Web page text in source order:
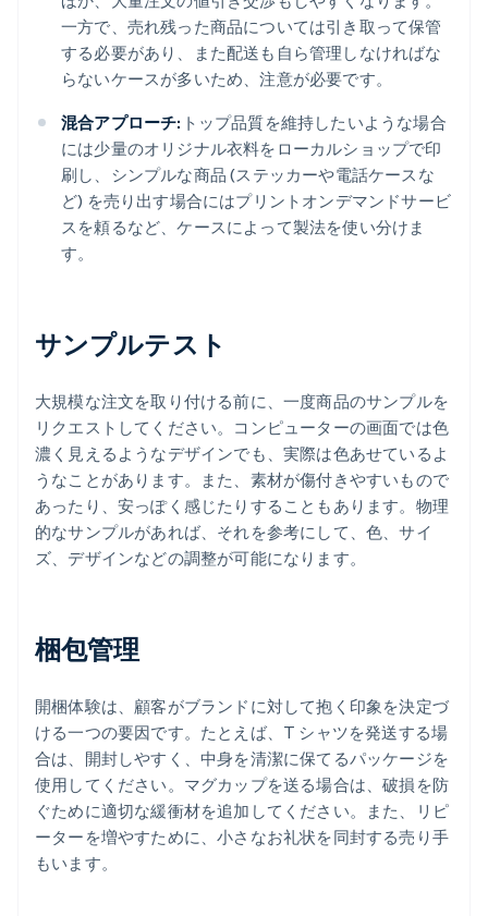
一方で、売れ残った商品については引き取って保管
する必要があり、また配送も自ら管理しなければな
らないケースが多いため、注意が必要です。
混合アプローチ: トップ品質を維持したいような場合
には少量のオリジナル衣料をローカルショップで印
刷し、シンプルな商品 (ステッカーや電話ケースな
ど) を売り出す場合にはプリントオンデマンドサービ
スを頼るなど、ケースによって製法を使い分けま
す。
サンプルテスト
大規模な注文を取り付ける前に、一度商品のサンプルを
リクエストしてください。コンピューターの画面では色
濃く見えるようなデザインでも、実際は色あせているよ
うなことがあります。また、素材が傷付きやすいもので
あったり、安っぽく感じたりすることもあります。物理
的なサンプルがあれば、それを参考にして、色、サイ
ズ、デザインなどの調整が可能になります。
梱包管理
開梱体験は、顧客がブランドに対して抱く印象を決定づ
ける一つの要因です。たとえば、T シャツを発送する場
合は、開封しやすく、中身を清潔に保てるパッケージを
使用してください。マグカップを送る場合は、破損を防
ぐために適切な緩衝材を追加してください。また、リピ
ーターを増やすために、小さなお礼状を同封する売り手
もいます。